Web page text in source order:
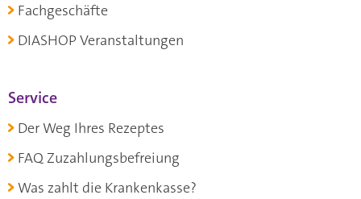
Fachgeschäfte
DIASHOP Veranstaltungen
Service
Der Weg Ihres Rezeptes
FAQ Zuzahlungsbefreiung
Was zahlt die Krankenkasse?